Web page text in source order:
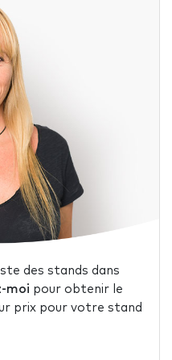
des stands dans
moi pour obtenir le
prix pour votre stand